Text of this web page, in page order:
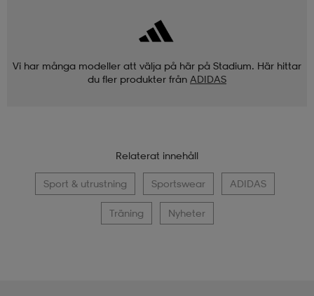
Vi har många modeller att välja på här på Stadium. Här hittar
du fler produkter från ADIDAS
Relaterat innehåll
Sport & utrustning Sportswear ADIDAS
Träning Nyheter